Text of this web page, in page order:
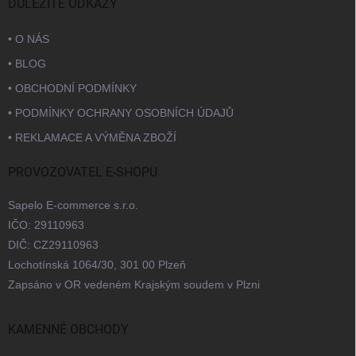
DŮLEŽITÉ ODKAZY
• O NÁS
• BLOG
• OBCHODNÍ PODMÍNKY
• PODMÍNKY OCHRANY OSOBNÍCH ÚDAJŮ
• REKLAMACE A VÝMĚNA ZBOŽÍ
PROVOZOVATEL E-SHOPU
Sapelo E-commerce s.r.o.
IČO: 29110963
DIČ: CZ29110963
Lochotínská 1064/30, 301 00 Plzeň
Zapsáno v OR vedeném Krajským soudem v Plzni
KAMENNÉ OBCHODY
Praha